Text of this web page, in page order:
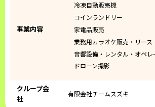
事業内容
冷凍自動販売機
コインランドリー
家電品販売
業務用カラオケ販売・リース
音響設備・レンタル・オペレ
ドローン撮影
クループ会
社
有限会社チームスズキ